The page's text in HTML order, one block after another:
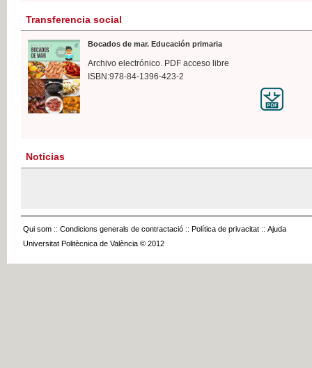
Transferencia social
Bocados de mar. Educación primaria
Archivo electrónico. PDF acceso libre
ISBN:978-84-1396-423-2
Noticias
Qui som :: Condicions generals de contractació :: Política de privacitat :: Ajuda
Universitat Politècnica de València © 2012